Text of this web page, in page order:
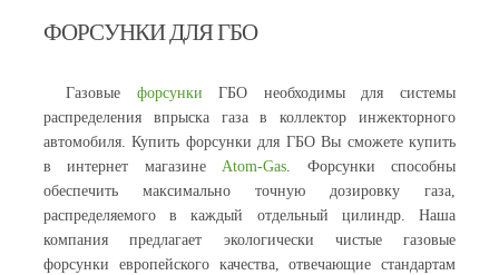
ФОРСУНКИ ДЛЯ ГБО
Газовые форсунки ГБО необходимы для системы
распределения впрыска газа в коллектор инжекторного
автомобиля. Купить форсунки для ГБО Вы сможете купить
в интернет магазинеAtom-Gas. Форсунки способны
обеспечить максимально точную дозировку газа,
распределяемого в каждый отдельный цилиндр. Наша
компания предлагает экологически чистые газовые
форсунки европейского качества, отвечающие стандартам